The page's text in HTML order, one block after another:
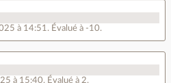
à 14:51 . Évalué à -10.
à 15:40. Évalué à 2.